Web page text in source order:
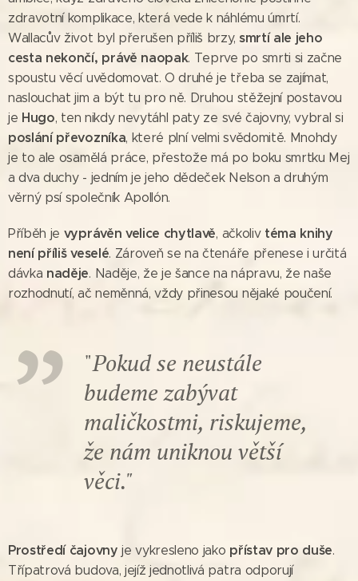
zdravotní komplikace, která vede k náhlému úmrtí.
Wallacův život byl přerušen příliš brzy, smrtí ale jeho
cesta nekončí, právě naopak. Teprve po smrti si začne
spoustu věcí uvědomovat. O druhé je třeba se zajímat,
naslouchat jim a být tu pro ně. Druhou stěžejní postavou
je Hugo, ten nikdy nevytáhl paty ze své čajovny, vybral si
poslání převozníka, které plní velmi svědomitě. Mnohdy
je to ale osamělá práce, přestože má po boku smrtku Mej
a dva duchy - jedním je jeho dědeček Nelson a druhým
věrný psí společník Apollón.
Příběh je vyprávěn velice chytlavě, ačkolivtéma knihy
není příliš veselé. Zároveň se na čtenáře přenese i určitá
dávka naděje. Naděje, že je šance na nápravu, že naše
rozhodnutí, ač neměnná, vždy přinesou nějaké poučení.
"Pokud se neustále
budeme zabývat
maličkostmi, riskujeme,
že nám uniknou větší
věci."
Prostředí čajovny je vykresleno jako přístav pro duše.
Třípatrová budova, jejíž jednotlivá patra odporují